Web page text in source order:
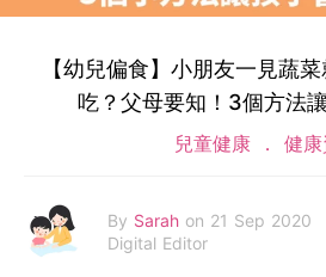
【幼兒偏食】小朋友一見蔬
吃？父母要知！3個方法
兒童健康 健
By Sarah on 21 Sep 2020
Digital Editor